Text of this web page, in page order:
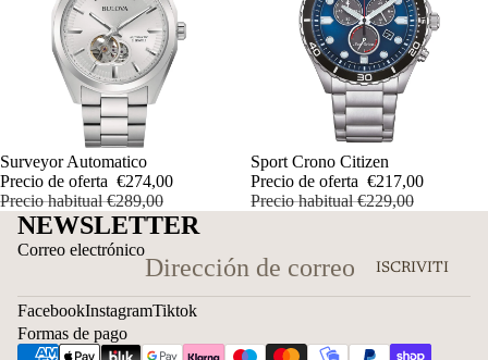
OFERTA
Surveyor Automatico
Precio de oferta €274,00
Precio habitual€289,00
OFERTA
Sport Crono Citizen
Precio de oferta €217,00
Precio habitual€229,00
NEWSLETTER
Correo electrónico
ISCRIVITI
FacebookInstagramTiktok
Formas de pago